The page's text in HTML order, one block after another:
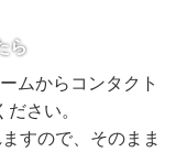
ら
ムからコンタクト
さい。
すので、そのまま